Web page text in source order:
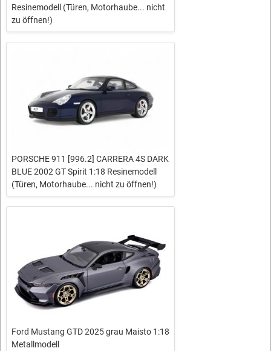
Resinemodell (Türen, Motorhaube... nicht
zu öffnen!)
PORSCHE 911 [996.2] CARRERA 4S DARK
BLUE 2002 GT Spirit 1:18 Resinemodell
(Türen, Motorhaube... nicht zu öffnen!)
Ford Mustang GTD 2025 grau Maisto 1:18
Metallmodell